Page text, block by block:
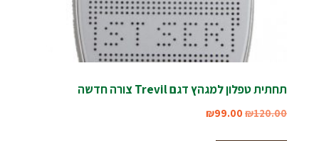
תחתית טפלון למגהץ דגם Trevil צורה חדשה
₪120.00
₪99.00